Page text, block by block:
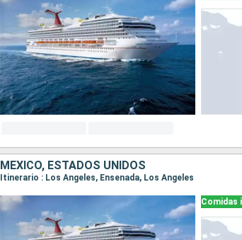
MÉXICO, ESTADOS UNIDOS
Itinerario : Los Angeles, Ensenada, Los Angeles
Comidas